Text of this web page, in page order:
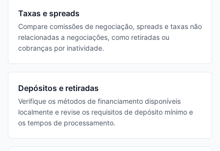
Taxas e spreads
Compare comissões de negociação, spreads e taxas não
relacionadas a negociações, como retiradas ou
cobranças por inatividade.
Depósitos e retiradas
Verifique os métodos de financiamento disponíveis
localmente e revise os requisitos de depósito mínimo e
os tempos de processamento.